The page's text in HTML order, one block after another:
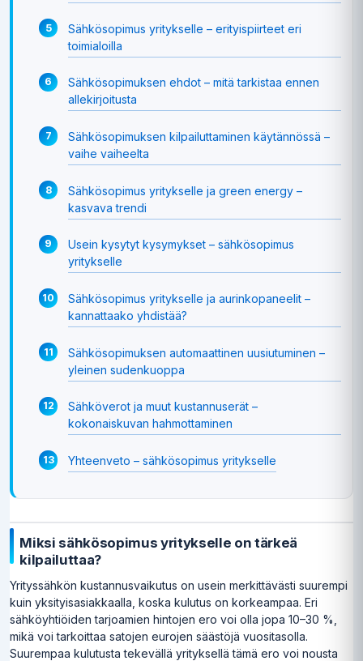
Sähkösopimus yritykselle – erityispiirteet eri
toimialoilla
Sähkösopimuksen ehdot – mitä tarkistaa ennen
allekirjoitusta
Sähkösopimuksen kilpailuttaminen käytännössä –
vaihe vaiheelta
Sähkösopimus yritykselle ja green energy –
kasvava trendi
Usein kysytyt kysymykset – sähkösopimus
yritykselle
Sähkösopimus yritykselle ja aurinkopaneelit –
kannattaako yhdistää?
Sähkösopimuksen automaattinen uusiutuminen –
yleinen sudenkuoppa
Sähköverot ja muut kustannuserät –
kokonaiskuvan hahmottaminen
Yhteenveto – sähkösopimus yritykselle
Miksi sähkösopimus yritykselle on tärkeä
kilpailuttaa?
Yrityssähkön kustannusvaikutus on usein merkittävästi suurempi
kuin yksityisasiakkaalla, koska kulutus on korkeampaa. Eri
sähköyhtiöiden tarjoamien hintojen ero voi olla jopa 10–30 %,
mikä voi tarkoittaa satojen eurojen säästöjä vuositasolla.
Suurempaa kulutusta tekevällä yrityksellä tämä ero voi nousta